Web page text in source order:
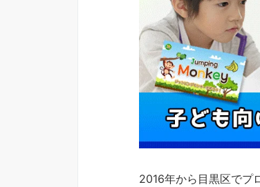
2016年から目黒区でプ